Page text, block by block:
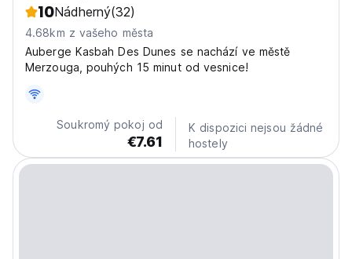
10Nádherný(32)
4.68km z vašeho města
Auberge Kasbah Des Dunes se nachází ve městě
Merzouga, pouhých 15 minut od vesnice!
Soukromý pokoj od
€7.61
K dispozici nejsou žádné
hostely